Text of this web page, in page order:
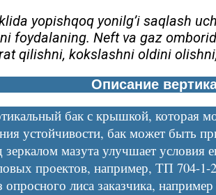
yopishqoq yonilg’i saqlash
foydalaning. Neft va gaz
qilishni, kokslashni oldini
Описание
бак с крышкой, которая
устойчивости, бак может
зеркалом мазута улучшает
проектов, например, ТП 704-
лиса заказчика, например